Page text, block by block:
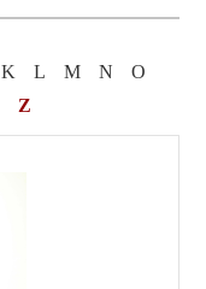
K L M N
O
Z